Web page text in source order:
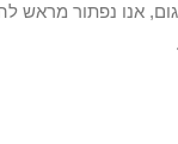
שקיבלת פריט פגום /